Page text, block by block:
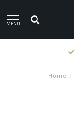
MENU
Home /